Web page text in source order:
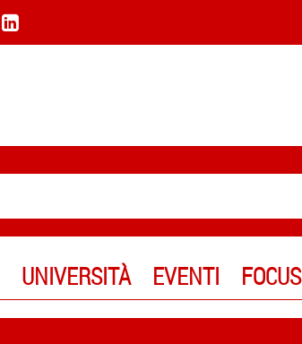
UNIVERSITÀ EVENTI FOCUS